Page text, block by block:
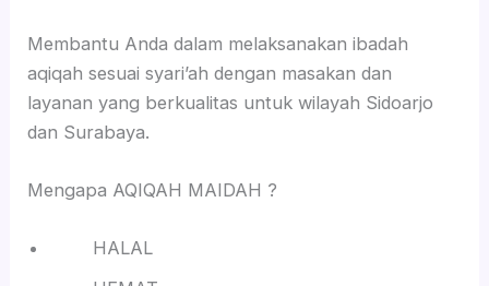
Membantu Anda dalam melaksanakan ibadah
aqiqah sesuai syari’ah dengan masakan dan
layanan yang berkualitas untuk wilayah Sidoarjo
dan Surabaya.
Mengapa AQIQAH MAIDAH ?
HALAL